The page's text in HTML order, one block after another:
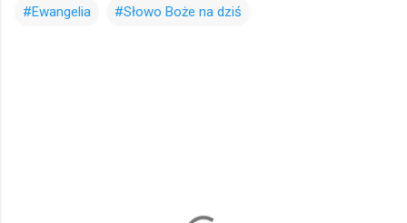
#Ewangelia #Słowo Boże na dziś